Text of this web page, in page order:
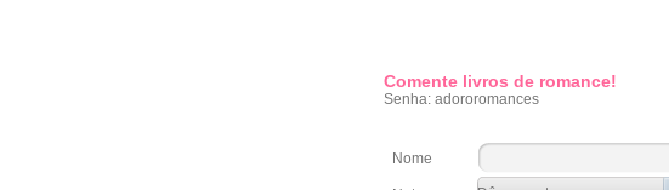
Comente livros de romance!
Senha: adororomances
Nome